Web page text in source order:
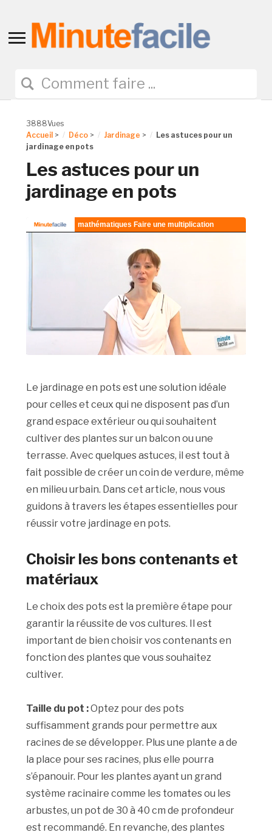
Toggle
navigation
3888Vues
Accueil > Déco > Jardinage >
Les astuces pour un
jardinage en pots
Les astuces pour un
jardinage en pots
Le jardinage en pots est une solution idéale
pour celles et ceux qui ne disposent pas d’un
grand espace extérieur ou qui souhaitent
cultiver des plantes sur un balcon ou une
terrasse. Avec quelques astuces, il est tout à
fait possible de créer un coin de verdure, même
en milieu urbain. Dans cet article, nous vous
guidons à travers les étapes essentielles pour
réussir votre jardinage en pots.
Choisir les bons contenants et
matériaux
Le choix des pots est la première étape pour
garantir la réussite de vos cultures. Il est
important de bien choisir vos contenants en
fonction des plantes que vous souhaitez
cultiver.
Taille du pot :Optez pour des pots
suffisamment grands pour permettre aux
racines de se développer. Plus une plante a de
la place pour ses racines, plus elle pourra
s’épanouir. Pour les plantes ayant un grand
système racinaire comme les tomates ou les
arbustes, un pot de 30 à 40 cm de profondeur
est recommandé. En revanche, des plantes